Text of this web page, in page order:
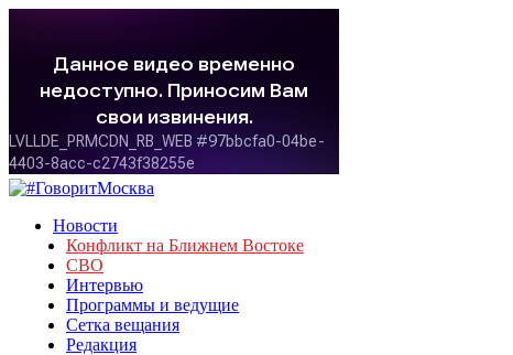
Новости
Конфликт на Ближнем Востоке
СВО
Интервью
Программы и ведущие
Сетка вещания
Редакция